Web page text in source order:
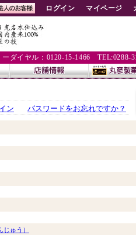
ログイン マイページ
ーダイヤル：0120-15-1466 TEL:0288-
ン パスワードをお忘れですか？
ゅう）